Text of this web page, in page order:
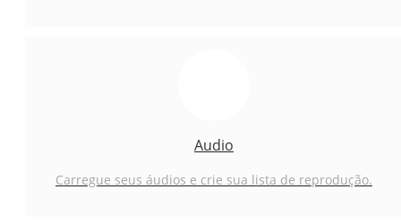
Audio
Carregue seus áudios e crie sua lista de reprodução.